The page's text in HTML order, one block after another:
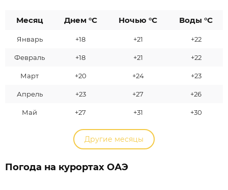
Месяц Днем °C Ночью °C Воды °C
Январь +18 +21 +22
Февраль +18 +21 +22
Март +20 +24 +23
Апрель +23 +27 +26
Май +27 +31 +30
Другие месяцы
Погода на курортах ОАЭ